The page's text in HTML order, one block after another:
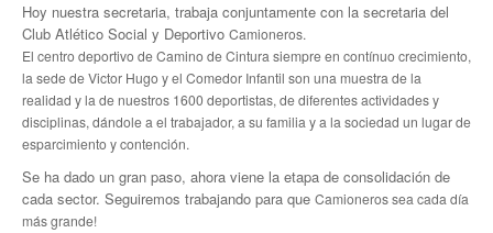
Hoy nuestra secretaria, trabaja conjuntamente con la secretaria del
Club Atlético Social y Deportivo Camioneros.
El centro deportivo de Camino de Cintura siempre en contínuo crecimiento,
la sede de Victor Hugo y el Comedor Infantil son una muestra de la
realidad y la de nuestros 1600 deportistas, de diferentes actividades y
disciplinas, dándole a el trabajador, a su familia y a la sociedad un lugar de
esparcimiento y contención.
Se ha dado un gran paso, ahora viene la etapa de consolidación de
cada sector. Seguiremos trabajando para que Camioneros sea cada día
más grande!